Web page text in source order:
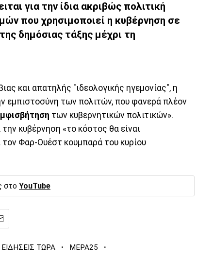
για την ίδια ακριβώς πολιτική
που χρησιμοποιεί η κυβέρνηση σε
δημόσιας τάξης μέχρι τη
και απατηλής "ιδεολογικής ηγεμονίας", η
εμπιστοσύνη των πολιτών, που φανερά πλέον
των κυβερνητικών πολιτικών».
κυβέρνηση «το κόστος θα είναι
τον Φαρ-Ουέστ κουμπαρά του κυρίου
στο YouTube
ΕΙΔΗΣΕΙΣ ΤΩΡΑ · ΜΕΡΑ25 ·